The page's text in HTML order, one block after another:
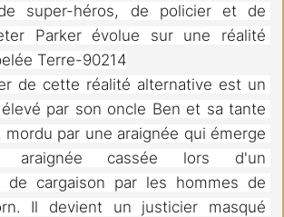
super-héros, de policier et de
Parker évolue sur une réalité
Terre-90214
de cette réalité alternative est un
par son oncle Ben et sa tante
par une araignée qui émerge
araignée cassée lors d'un
de cargaison par les hommes de
Il devient un justicier masqué